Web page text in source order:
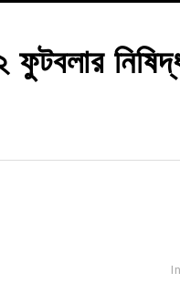
ফুটবলার